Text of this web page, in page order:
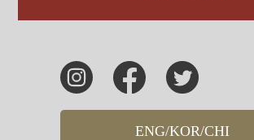
ENG/KOR/CHI